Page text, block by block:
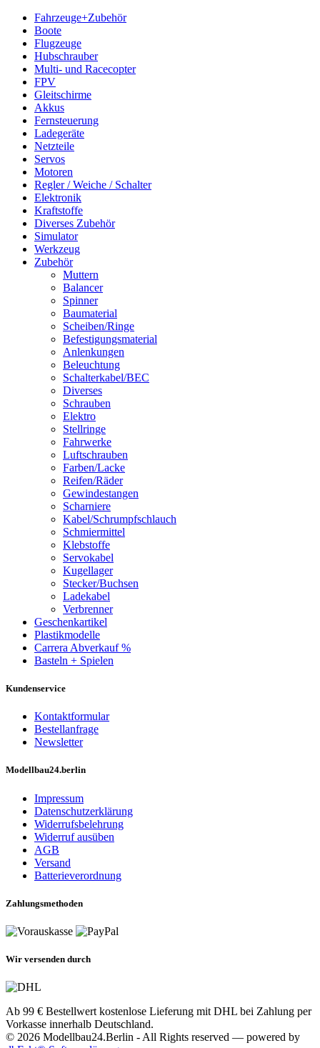
Fahrzeuge+Zubehör
Boote
Flugzeuge
Hubschrauber
Multi- und Racecopter
FPV
Gleitschirme
Akkus
Fernsteuerung
Ladegeräte
Netzteile
Servos
Motoren
Regler / Weiche / Schalter
Elektronik
Kraftstoffe
Diverses Zubehör
Simulator
Werkzeug
Zubehör
Muttern
Balancer
Spinner
Baumaterial
Scheiben/Ringe
Befestigungsmaterial
Anlenkungen
Beleuchtung
Schalterkabel/BEC
Diverses
Schrauben
Elektro
Stellringe
Fahrwerke
Luftschrauben
Farben/Lacke
Reifen/Räder
Gewindestangen
Scharniere
Kabel/Schrumpfschlauch
Schmiermittel
Klebstoffe
Servokabel
Kugellager
Stecker/Buchsen
Ladekabel
Verbrenner
Geschenkartikel
Plastikmodelle
Carrera Abverkauf %
Basteln + Spielen
Kundenservice
Kontaktformular
Bestellanfrage
Newsletter
Modellbau24.berlin
Impressum
Datenschutzerklärung
Widerrufsbelehrung
Widerruf ausüben
AGB
Versand
Batterieverordnung
Zahlungsmethoden
Wir versenden durch
Ab 99 € Bestellwert kostenlose Lieferung mit DHL bei Zahlung per
Vorkasse innerhalb Deutschland.
© 2026 Modellbau24.Berlin - All Rights reserved — powered by